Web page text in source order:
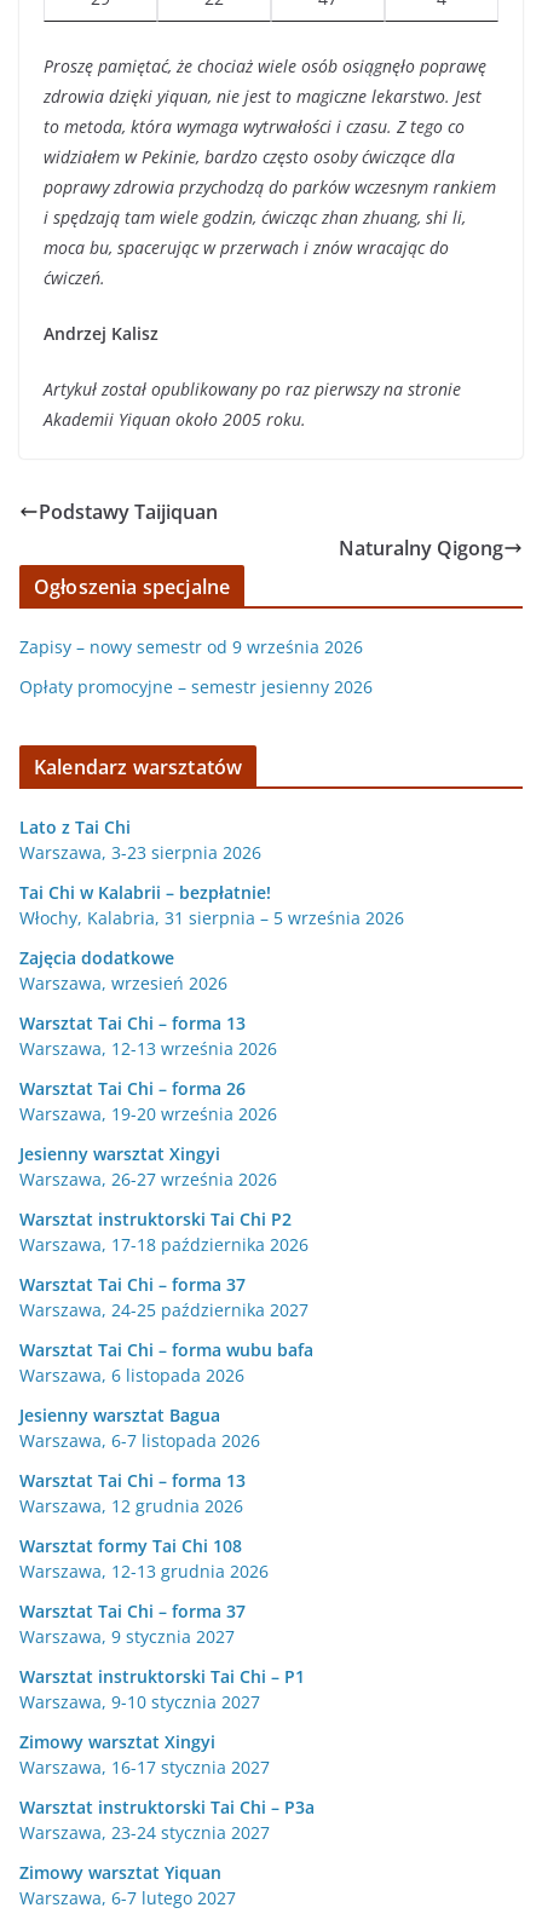
Proszę pamiętać, że chociaż wiele osób osiągnęło poprawę
zdrowia dzięki yiquan, nie jest to magiczne lekarstwo. Jest
to metoda, która wymaga wytrwałości i czasu. Z tego co
widziałem w Pekinie, bardzo często osoby ćwiczące dla
poprawy zdrowia przychodzą do parków wczesnym rankiem
i spędzają tam wiele godzin, ćwicząc zhan zhuang, shi li,
moca bu, spacerując w przerwach i znów wracając do
ćwiczeń.
Andrzej Kalisz
Artykuł został opublikowany po raz pierwszy na stronie
Akademii Yiquan około 2005 roku.
Podstawy Taijiquan
Naturalny Qigong
Ogłoszenia specjalne
Zapisy – nowy semestr od 9 września 2026
Opłaty promocyjne – semestr jesienny 2026
Kalendarz warsztatów
Lato z Tai Chi
Warszawa, 3-23 sierpnia 2026
Tai Chi w Kalabrii – bezpłatnie!
Włochy, Kalabria, 31 sierpnia – 5 września 2026
Zajęcia dodatkowe
Warszawa, wrzesień 2026
Warsztat Tai Chi – forma 13
Warszawa, 12-13 września 2026
Warsztat Tai Chi – forma 26
Warszawa, 19-20 września 2026
Jesienny warsztat Xingyi
Warszawa, 26-27 września 2026
Warsztat instruktorski Tai Chi P2
Warszawa, 17-18 października 2026
Warsztat Tai Chi – forma 37
Warszawa, 24-25 października 2027
Warsztat Tai Chi – forma wubu bafa
Warszawa, 6 listopada 2026
Jesienny warsztat Bagua
Warszawa, 6-7 listopada 2026
Warsztat Tai Chi – forma 13
Warszawa, 12 grudnia 2026
Warsztat formy Tai Chi 108
Warszawa, 12-13 grudnia 2026
Warsztat Tai Chi – forma 37
Warszawa, 9 stycznia 2027
Warsztat instruktorski Tai Chi – P1
Warszawa, 9-10 stycznia 2027
Zimowy warsztat Xingyi
Warszawa, 16-17 stycznia 2027
Warsztat instruktorski Tai Chi – P3a
Warszawa, 23-24 stycznia 2027
Zimowy warsztat Yiquan
Warszawa, 6-7 lutego 2027